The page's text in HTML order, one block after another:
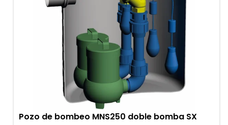
Pozo de bombeo MNS250 doble bomba SX